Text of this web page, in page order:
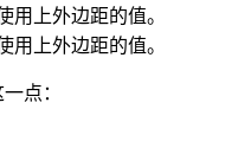
上外边距的值。
上外边距的值。
点：